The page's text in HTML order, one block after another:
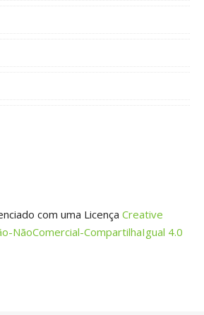
com uma Licença Creative
NãoComercial-CompartilhaIgual 4.0